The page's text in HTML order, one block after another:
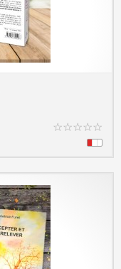
☆☆☆☆☆